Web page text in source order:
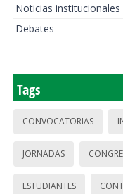
Noticias institucionales
Debates
Tags
CONVOCATORIAS
JORNADAS
ESTUDIANTES